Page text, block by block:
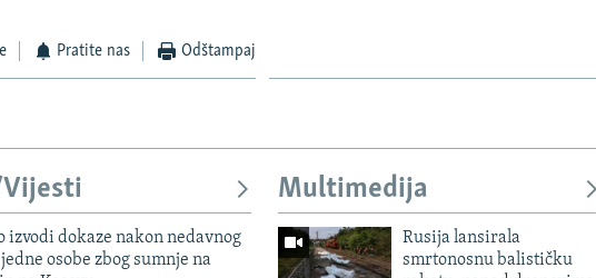
Pratite nas Odštampaj
izvodi dokaze nakon nedavnog
osobe zbog sumnje na
Multimedija
Rusija lansirala
smrtonosnu balističku